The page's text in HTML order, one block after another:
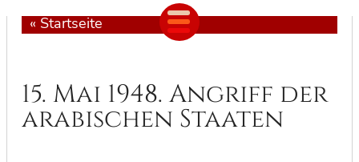
« Startseite
15. Mai 1948. Angriff der
arabischen Staaten